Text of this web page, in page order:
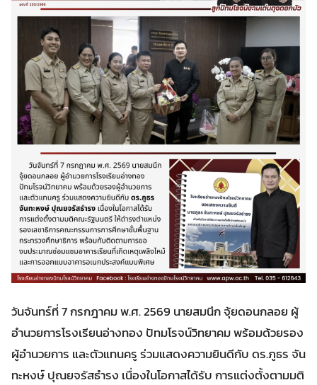
วันจันทร์ที่ 7 กรกฎาคม พ.ศ. 2569 นายสมนึก จุ้ยดอนกลอย ผู้
อำนวยการโรงเรียนอ่างทอง ปัทมโรจน์วิทยาคม พร้อมด้วยรอง
ผู้อำนวยการ และตัวแทนครู ร่วมแสดงความยินดีกับ ดร.ภูธร จัน
ทะหงษ์ ปุณยจรัสธำรง เนื่องในโอกาสได้รับ การแต่งตั้งตามมติ